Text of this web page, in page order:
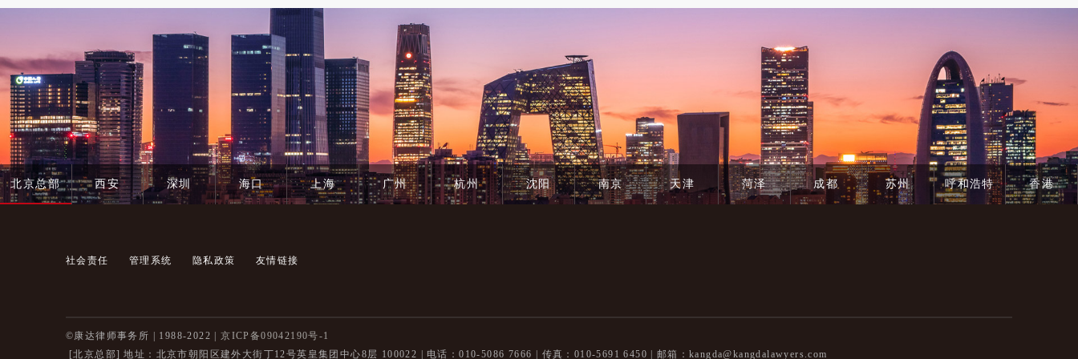
北京总部 西安 深圳 海口 上海 广州 杭州 沈阳 南京 天津 菏泽 成都 苏州 呼和浩特 香港
社会责任 管理系统 隐私政策 友情链接
©康达律师事务所 | 1988-2022 |京ICP备09042190号-1
[北京总部] 地址：北京市朝阳区建外大街丁12号英皇集团中心8层 100022 | 电话：010-5086 7666 | 传真：010-5691 6450 | 邮箱：kangda@kangdalawyers.com